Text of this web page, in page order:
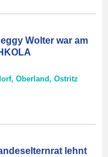
Wolter war am
, Oberland, Ostritz
lehnt